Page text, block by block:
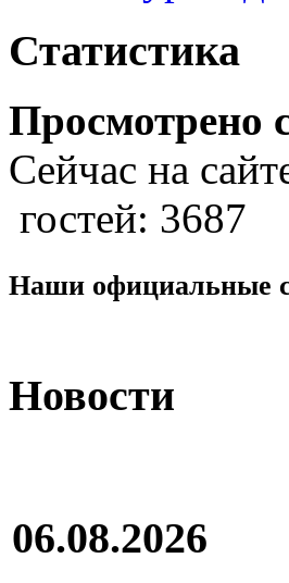
Статистика
Просмотрено
Сейчас на
гостей: 3687
Наши официальные
Новости
06.08.2026